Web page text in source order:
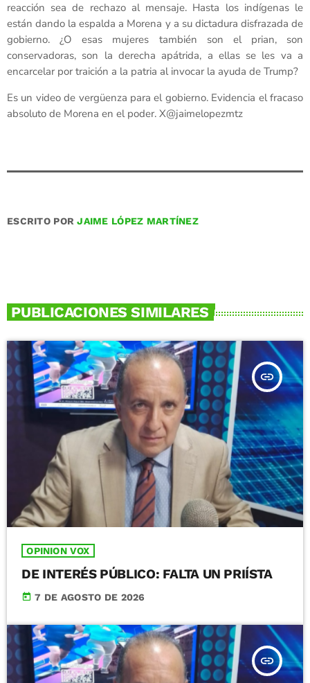
reacción sea de rechazo al mensaje. Hasta los indígenas le
están dando la espalda a Morena y a su dictadura disfrazada de
gobierno. ¿O esas mujeres también son el prian, son
conservadoras, son la derecha apátrida, a ellas se les va a
encarcelar por traición a la patria al invocar la ayuda de Trump?
Es un video de vergüenza para el gobierno. Evidencia el fracaso
absoluto de Morena en el poder. X@jaimelopezmtz
ESCRITO PORJAIME LÓPEZ MARTÍNEZ
PUBLICACIONES SIMILARES
insert_link
OPINION VOX
DE INTERÉS PÚBLICO: FALTA UN PRIÍSTA
today 7 DE AGOSTO DE 2026
insert_link